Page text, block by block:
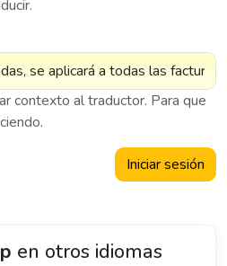
contexto al traductor. Para que
Iniciar sesión
en otros idiomas